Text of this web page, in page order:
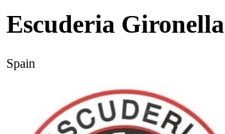
Escuderia Gironella
Spain